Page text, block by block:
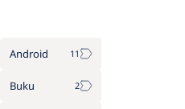
Android
Buku